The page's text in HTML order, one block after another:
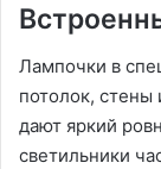
Лампочки в
потолок, стены
дают яркий
светильники